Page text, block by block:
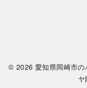
© 2026 愛知県岡崎市の